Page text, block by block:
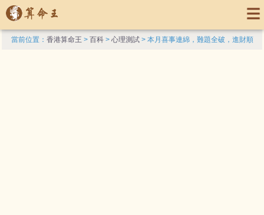
當前位置：香港算命王 >百科 >心理測試 > 本月喜事連綿，難題全破，進財順